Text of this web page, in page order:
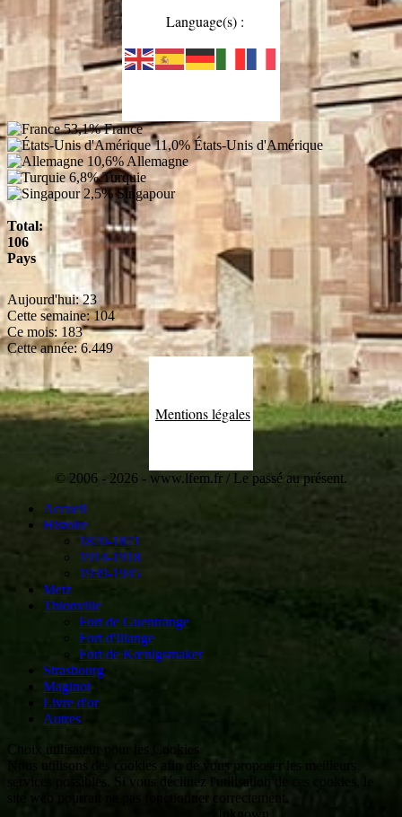
Language(s) :
53,1% France
11,0% États-Unis d'Amérique
10,6% Allemagne
6,8% Turquie
2,5% Singapour
Total:
106
Pays
Aujourd'hui: 23
Cette semaine: 104
Ce mois: 183
Cette année: 6.449
Mentions légales
© 2006 - 2026 - www.lfem.fr / Le passé au présent.
Accueil
Histoire
1870-1871
1914-1918
1939-1945
Metz
Thionville
Fort de Guentrange
Fort d'Illange
Fort de Kœnigsmaker
Strasbourg
Maginot
Livre d'or
Autres
Choix utilisateur pour les Cookies
Nous utilisons des cookies afin de vous proposer les meilleurs
services possibles. Si vous déclinez l'utilisation de ces cookies, le
site web pourrait ne pas fonctionner correctement.
Unknown